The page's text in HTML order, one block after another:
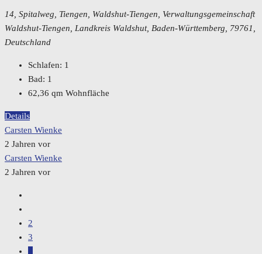
14, Spitalweg, Tiengen, Waldshut-Tiengen, Verwaltungsgemeinschaft
Waldshut-Tiengen, Landkreis Waldshut, Baden-Württemberg, 79761,
Deutschland
Schlafen: 1
Bad: 1
62,36 qm Wohnfläche
Details
Carsten Wienke
2 Jahren vor
Carsten Wienke
2 Jahren vor
2
3